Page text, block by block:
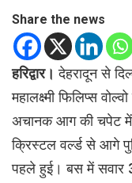
Share the news
हरिद्वार। देहरादून से
महालक्ष्मी फिलिप्स
अचानक आग की चपेट
क्रिस्टल वर्ल्ड से आगे
पहले हुई। बस में सवार